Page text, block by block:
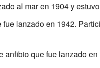
al mar en 1904 y
lanzado en 1942.
anfibio que fue lanzado